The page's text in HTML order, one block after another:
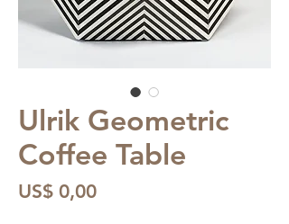
Ulrik Geometric
Coffee Table
US$ 0,00Prijs